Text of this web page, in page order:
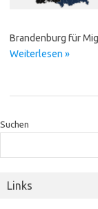
Brandenburg für
Weiterlesen »
Suchen
Links